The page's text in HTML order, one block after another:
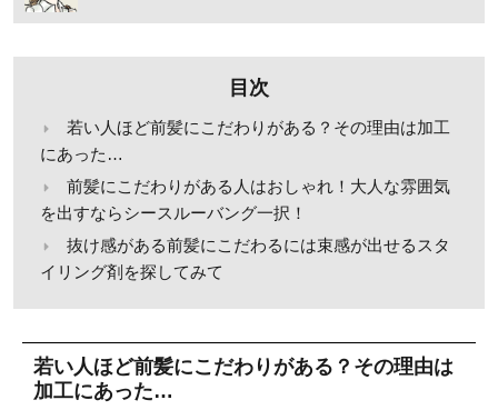
目次
若い人ほど前髪にこだわりがある？その理由は加工
にあった…
前髪にこだわりがある人はおしゃれ！大人な雰囲気
を出すならシースルーバング一択！
抜け感がある前髪にこだわるには束感が出せるスタ
イリング剤を探してみて
若い人ほど前髪にこだわりがある？その理由は
加工にあった…